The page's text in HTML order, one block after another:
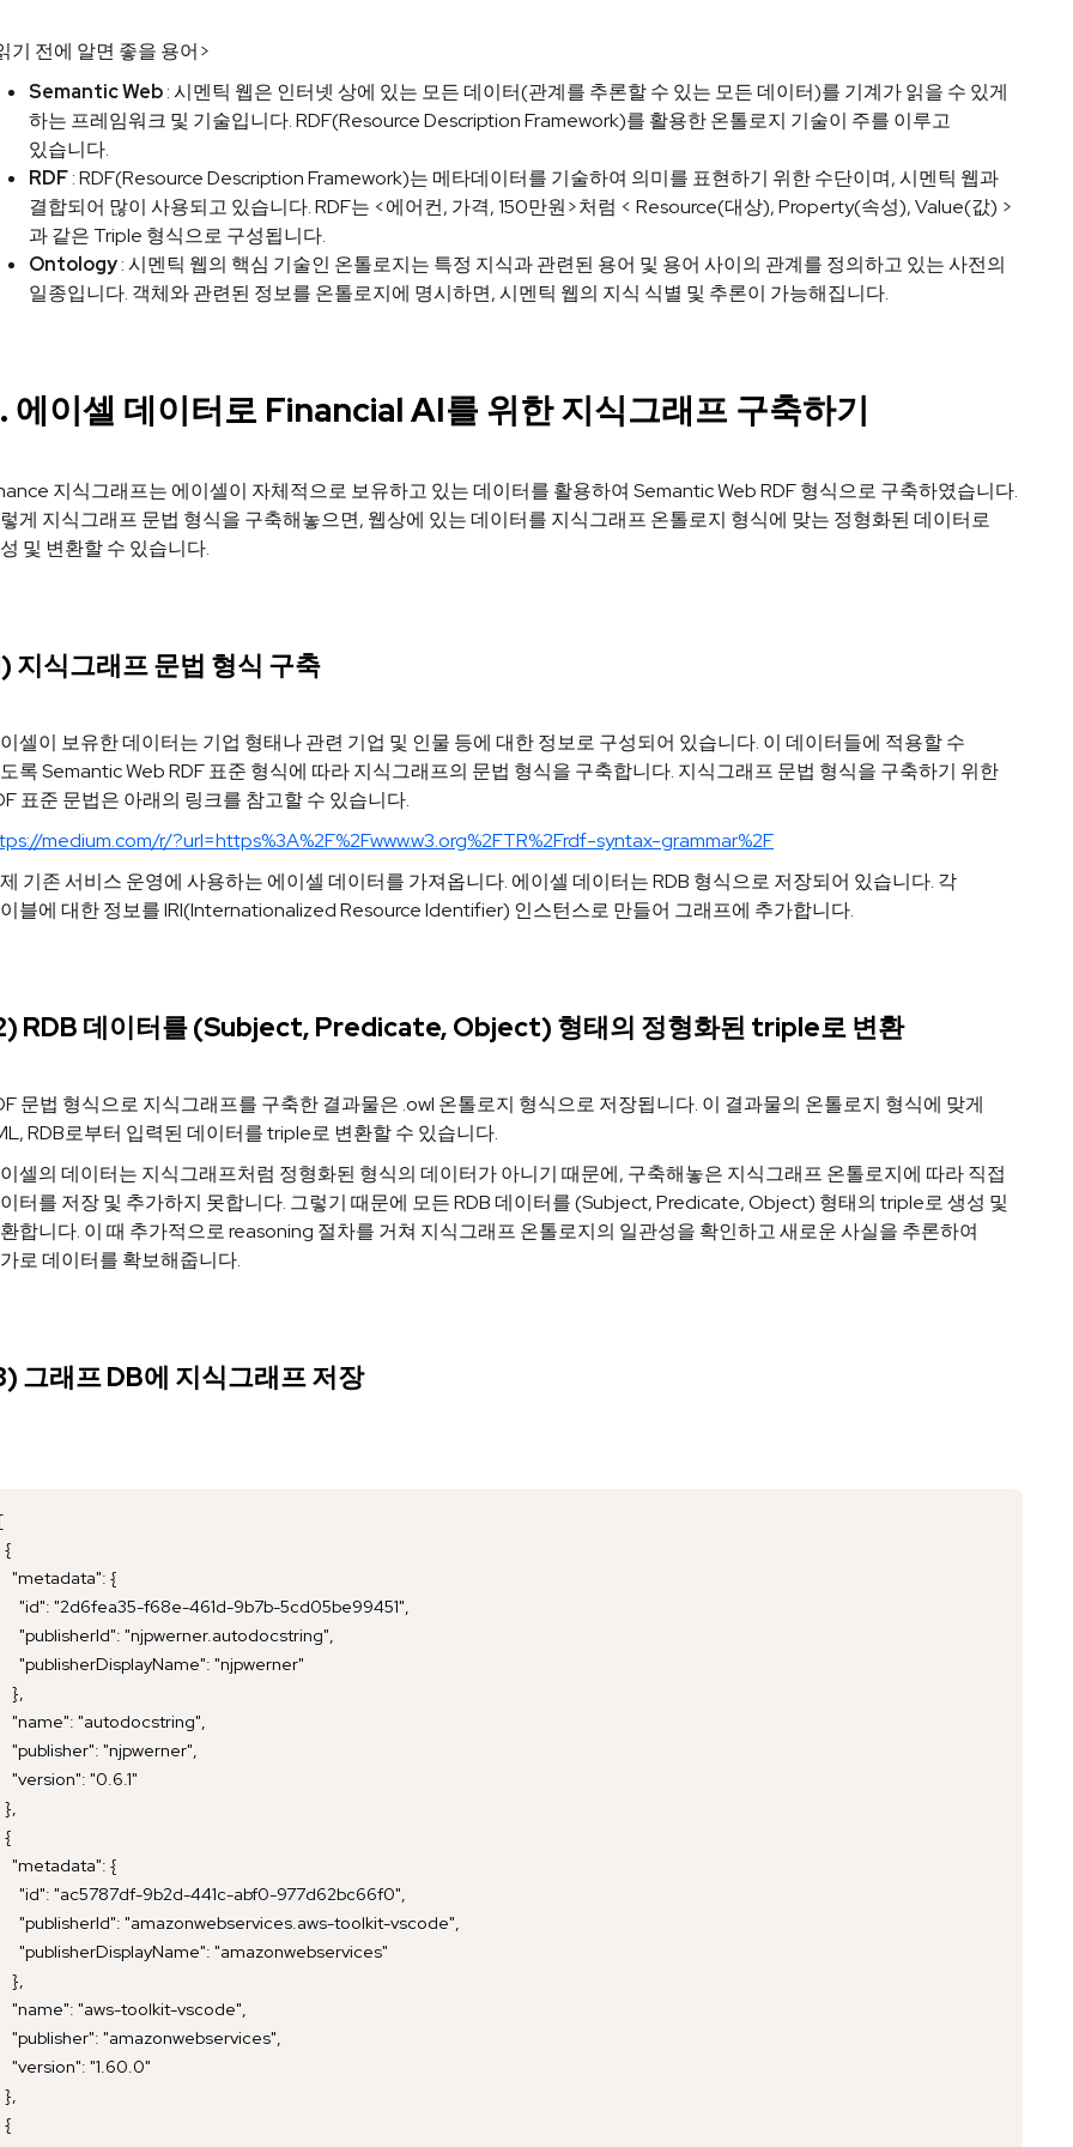
기 전에 알면 좋을 용어>
Semantic Web: 시멘틱 웹은 인터넷 상에 있는 모든 데이터(관계를 추론할 수 있는 모든 데이터)를 기계가 읽을 수 있게
하는 프레임워크 및 기술입니다. RDF(Resource Description Framework)를 활용한 온톨로지 기술이 주를 이루고
있습니다.
RDF: RDF(Resource Description Framework)는 메타데이터를 기술하여 의미를 표현하기 위한 수단이며, 시멘틱 웹과
결합되어 많이 사용되고 있습니다. RDF는 <에어컨, 가격, 150만원>처럼 < Resource(대상), Property(속성), Value(값) >
과 같은 Triple 형식으로 구성됩니다.
Ontology: 시멘틱 웹의 핵심 기술인 온톨로지는 특정 지식과 관련된 용어 및 용어 사이의 관계를 정의하고 있는 사전의
일종입니다. 객체와 관련된 정보를 온톨로지에 명시하면, 시멘틱 웹의 지식 식별 및 추론이 가능해집니다.
에이셀 데이터로 Financial AI를 위한 지식그래프 구축하기
지식그래프는 에이셀이 자체적으로 보유하고 있는 데이터를 활용하여 Semantic Web RDF 형식으로 구축하였습니다.
게 지식그래프 문법 형식을 구축해놓으면, 웹상에 있는 데이터를 지식그래프 온톨로지 형식에 맞는 정형화된 데이터로
및 변환할 수 있습니다.
지식그래프 문법 형식 구축
셀이 보유한 데이터는 기업 형태나 관련 기업 및 인물 등에 대한 정보로 구성되어 있습니다. 이 데이터들에 적용할 수
록 Semantic Web RDF 표준 형식에 따라 지식그래프의 문법 형식을 구축합니다. 지식그래프 문법 형식을 구축하기 위한
표준 문법은 아래의 링크를 참고할 수 있습니다.
medium.com/r/?url=https%3A%2F%2Fwww.w3.org%2FTR%2Frdf-syntax-grammar%2F
기존 서비스 운영에 사용하는 에이셀 데이터를 가져옵니다. 에이셀 데이터는 RDB 형식으로 저장되어 있습니다. 각
블에 대한 정보를 IRI(Internationalized Resource Identifier) 인스턴스로 만들어 그래프에 추가합니다.
RDB 데이터를 (Subject, Predicate, Object) 형태의 정형화된 triple로 변환
문법 형식으로 지식그래프를 구축한 결과물은 .owl 온톨로지 형식으로 저장됩니다. 이 결과물의 온톨로지 형식에 맞게
RDB로부터 입력된 데이터를 triple로 변환할 수 있습니다.
셀의 데이터는 지식그래프처럼 정형화된 형식의 데이터가 아니기 때문에, 구축해놓은 지식그래프 온톨로지에 따라 직접
터를 저장 및 추가하지 못합니다. 그렇기 때문에 모든 RDB 데이터를 (Subject, Predicate, Object) 형태의 triple로 생성 및
합니다. 이 때 추가적으로 reasoning 절차를 거쳐 지식그래프 온톨로지의 일관성을 확인하고 새로운 사실을 추론하여
로 데이터를 확보해줍니다.
그래프 DB에 지식그래프 저장
{
"metadata": {
"id": "2d6fea35-f68e-461d-9b7b-5cd05be99451",
"publisherId": "njpwerner.autodocstring",
"publisherDisplayName": "njpwerner"
},
"name": "autodocstring",
"publisher": "njpwerner",
"version": "0.6.1"
},
{
"metadata": {
"id": "ac5787df-9b2d-441c-abf0-977d62bc66f0",
"publisherId": "amazonwebservices.aws-toolkit-vscode",
"publisherDisplayName": "amazonwebservices"
},
"name": "aws-toolkit-vscode",
"publisher": "amazonwebservices",
"version": "1.60.0"
},
{